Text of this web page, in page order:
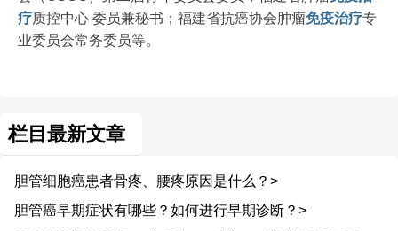
疗质控中心 委员兼秘书；福建省抗癌协会肿瘤免疫治疗专
业委员会常务委员等。
栏目最新文章
胆管细胞癌患者骨疼、腰疼原因是什么？>
胆管癌早期症状有哪些？如何进行早期诊断？>